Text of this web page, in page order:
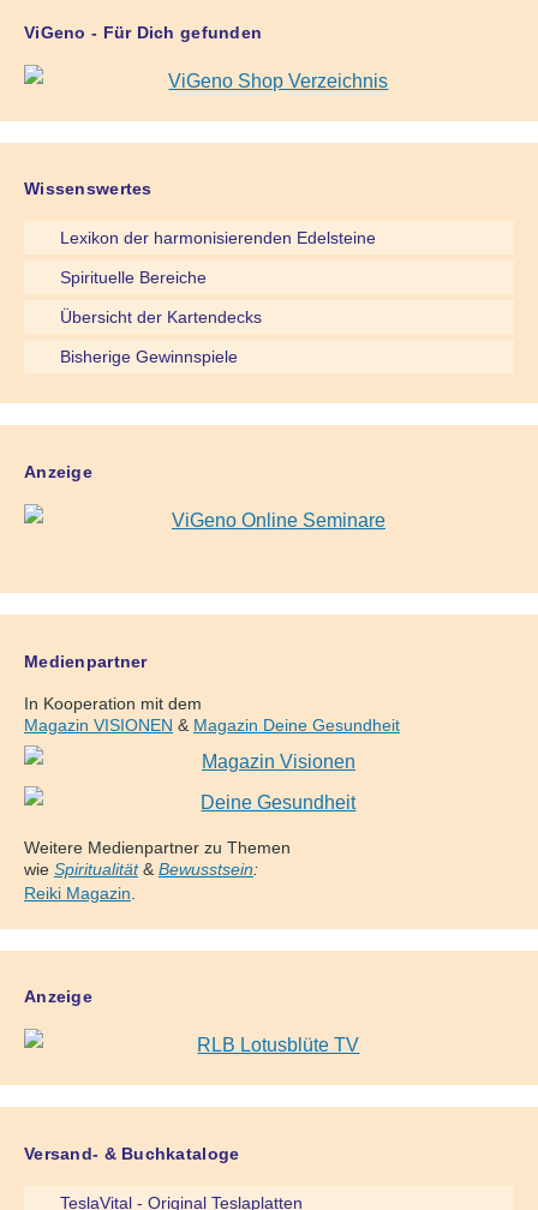
ViGeno - Für Dich gefunden
Wissenswertes
Lexikon der harmonisierenden Edelsteine
Spirituelle Bereiche
Übersicht der Kartendecks
Bisherige Gewinnspiele
Anzeige
Medienpartner
In Kooperation mit dem
Magazin VISIONEN & Magazin Deine Gesundheit
Weitere Medienpartner zu Themen
wie Spiritualität& Bewusstsein:
Reiki Magazin
Anzeige
Versand- & Buchkataloge
TeslaVital - Original Teslaplatten